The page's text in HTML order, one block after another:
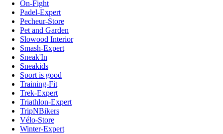
On-Fight
Padel-Expert
Pecheur-Store
Pet and Garden
Slowood Interior
Smash-Expert
Sneak'In
Sneakids
Sport is good
Training-Fit
Trek-Expert
Triathlon-Expert
TripNBikers
Vélo-Store
Winter-Expert